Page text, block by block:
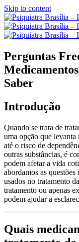
Skip to content
Perguntas
Saber
Introdução
Quando se trata de
uma opção que levanta
até o risco de
outras substâncias, é
podem afetar a vida
abordamos as
usados ​​no tratamento
tratamento ou apenas
podem ajudar a
Quais